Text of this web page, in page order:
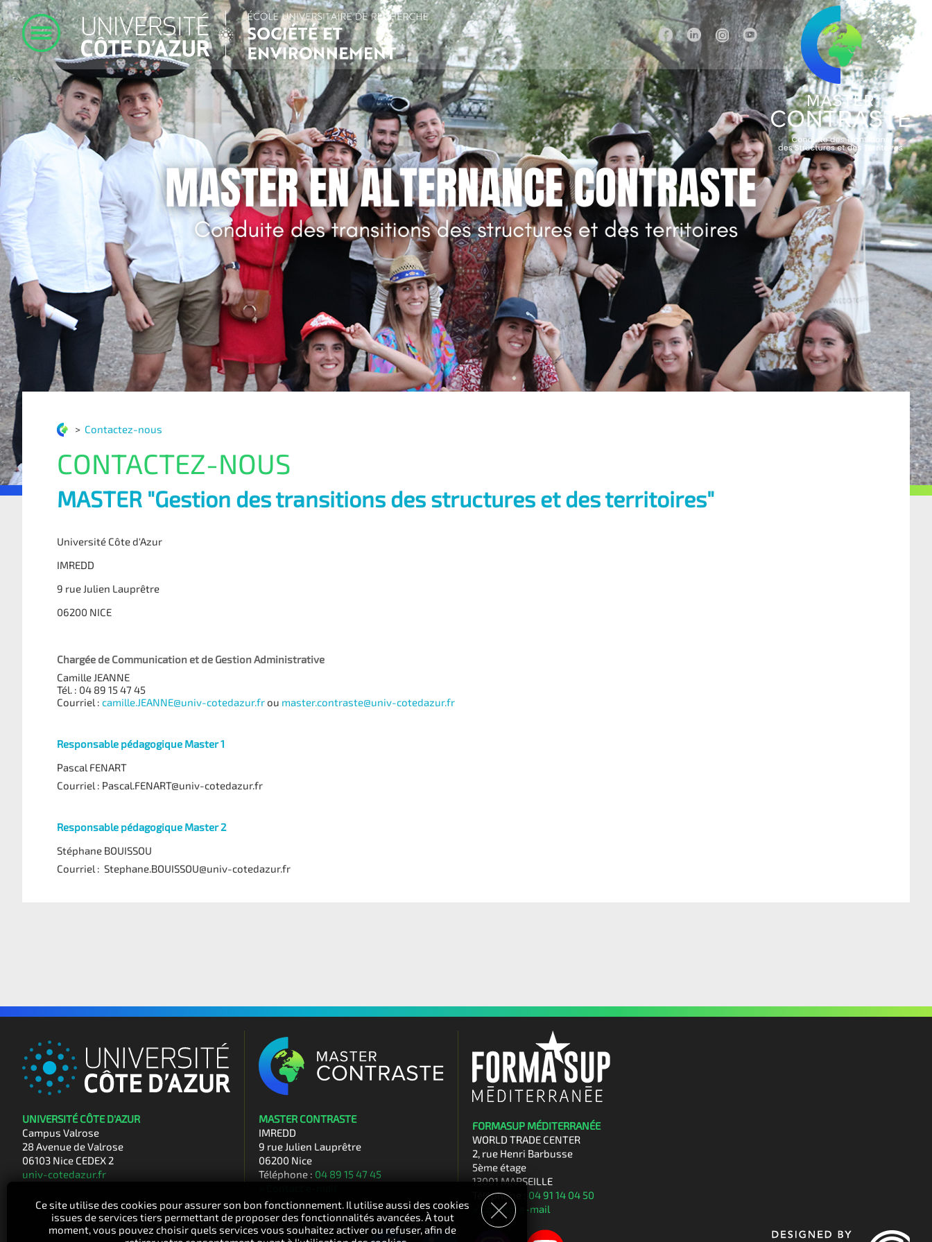
> Contactez-nous
CONTACTEZ-NOUS
MASTER "Gestion des transitions des structures et des territoires"
Université Côte d'Azur
IMREDD
9 rue Julien Lauprêtre
06200 NICE
Chargée de Communication et de Gestion Administrative
Camille JEANNE
Tél. : 04 89 15 47 45
Courriel : camille.JEANNE@univ-cotedazur.frou master.contraste@univ-cotedazur.fr
Responsable pédagogique Master 1
Pascal FENART
Courriel : Pascal.FENART@univ-cotedazur.fr
Responsable pédagogique Master 2
Stéphane BOUISSOU
Courriel : Stephane.BOUISSOU@univ-cotedazur.fr
UNIVERSITÉ CÔTE D'AZUR
Campus Valrose
28 Avenue de Valrose
06103 Nice CEDEX 2
univ-cotedazur.fr
MASTER CONTRASTE
IMREDD
9 rue Julien Lauprêtre
06200 Nice
Téléphone : 04 89 15 47 45
FORMASUP MÉDITERRANÉE
WORLD TRADE CENTER
2, rue Henri Barbusse
5ème étage
13001 MARSEILLE
Téléphone : 04 91 14 04 50
> Contact e-mail
Ce site utilise des cookies pour assurer son bon fonctionnement. Il utilise aussi des cookies
issues de services tiers permettant de proposer des fonctionnalités avancées. À tout
moment, vous pouvez choisir quels services vous souhaitez activer ou refuser, afin de